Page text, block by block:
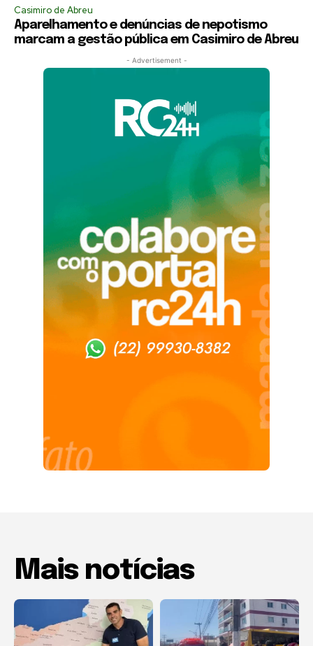
Casimiro de Abreu
Aparelhamento e denúncias de nepotismo
marcam a gestão pública em Casimiro de Abreu
- Advertisement -
Mais notícias